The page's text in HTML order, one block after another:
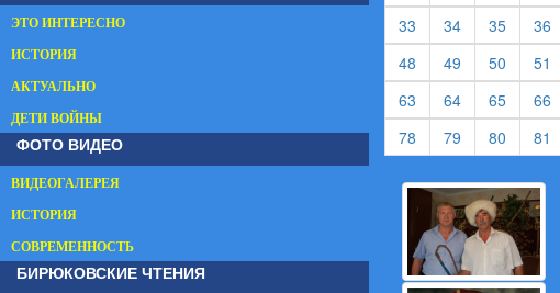
ЭТО ИНТЕРЕСНО
ИСТОРИЯ
АКТУАЛЬНО
ДЕТИ ВОЙНЫ
ФОТО ВИДЕО
ВИДЕОГАЛЕРЕЯ
ИСТОРИЯ
СОВРЕМЕННОСТЬ
БИРЮКОВСКИЕ ЧТЕНИЯ
33 (current)
34(current)
35(current)
36
48 (current)
49 (current)
50 (current)
51
63 (current)
64(current)
65(current)
66
78 (current)
79 (current)
80 (current)
81